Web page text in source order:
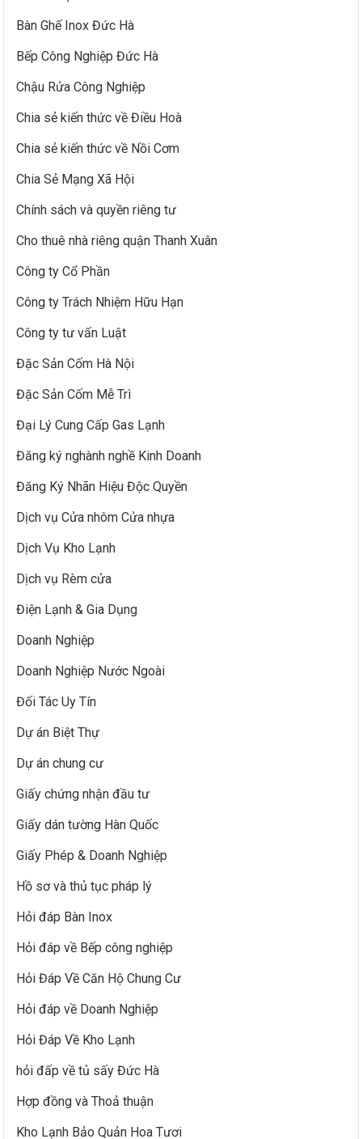
Bàn Ghế Inox Đức Hà
Bếp Công Nghiệp Đức Hà
Chậu Rửa Công Nghiệp
Chia sẻ kiến thức về Điều Hoà
Chia sẻ kiến thức về Nồi Cơm
Chia Sẻ Mạng Xã Hội
Chính sách và quyền riêng tư
Cho thuê nhà riêng quận Thanh Xuân
Công ty Cổ Phần
Công ty Trách Nhiệm Hữu Hạn
Công ty tư vấn Luật
Đặc Sản Cốm Hà Nội
Đặc Sản Cốm Mễ Trì
Đại Lý Cung Cấp Gas Lạnh
Đăng ký nghành nghề Kinh Doanh
Đăng Ký Nhãn Hiệu Độc Quyền
Dịch vụ Cửa nhôm Cửa nhựa
Dịch Vụ Kho Lạnh
Dịch vụ Rèm cửa
Điện Lạnh & Gia Dụng
Doanh Nghiệp
Doanh Nghiệp Nước Ngoài
Đối Tác Uy Tín
Dự án Biệt Thự
Dự án chung cư
Giấy chứng nhận đầu tư
Giấy dán tường Hàn Quốc
Giấy Phép & Doanh Nghiệp
Hồ sơ và thủ tục pháp lý
Hỏi đáp Bàn Inox
Hỏi đáp về Bếp công nghiệp
Hỏi Đáp Về Căn Hộ Chung Cư
Hỏi đáp về Doanh Nghiệp
Hỏi Đáp Về Kho Lạnh
hỏi đấp về tủ sấy Đức Hà
Hợp đồng và Thoả thuận
Kho Lạnh Bảo Quản Hoa Tươi